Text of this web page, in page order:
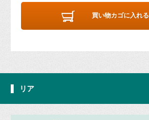
買い物カゴに入れる
リア